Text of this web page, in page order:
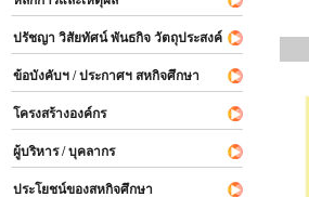
ปรัชญา วิสัยทัศน์ พันธกิจ วัตถุประสงค์
ข้อบังคับฯ / ประกาศฯ สหกิจศึกษา
โครงสร้างองค์กร
ผู้บริหาร / บุคลากร
ประโยชน์ของสหกิจศึกษา